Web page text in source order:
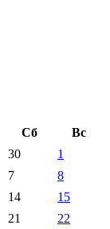
Сб
Вс
30
1
7
8
14
15
21 22